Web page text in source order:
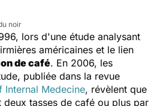
noir
lors d'une étude analysant
américaines et le lien
de café. En 2006, les
publiée dans la revue
Internal Medecine, révèlent que
tasses de café ou plus par